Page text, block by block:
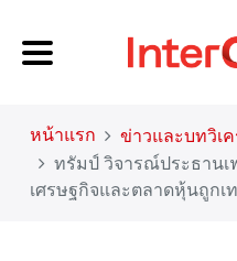
หน้าแรก ข่าวและบทวิเ
ทรัมป์ วิจารณ์ประธานเ
เศรษฐกิจและตลาดหุ้นถูกเ